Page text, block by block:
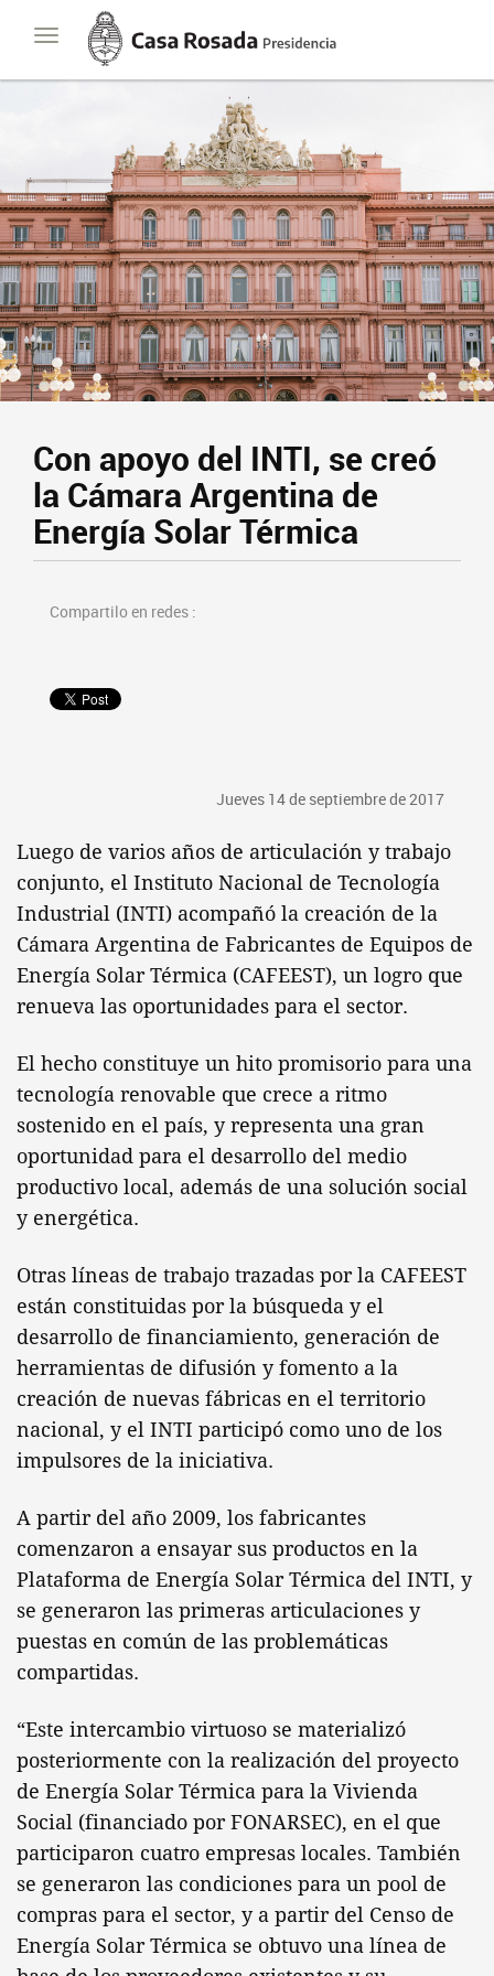
Toggle
navigation
Casa
Rosada
Presidencia
de
Con apoyo del INTI, se creó
la Cámara Argentina de
Energía Solar Térmica
Compartilo en redes :
Jueves 14 de septiembre de 2017
Luego de varios años de articulación y trabajo
conjunto, el Instituto Nacional de Tecnología
Industrial (INTI) acompañó la creación de la
Cámara Argentina de Fabricantes de Equipos de
Energía Solar Térmica (CAFEEST), un logro que
renueva las oportunidades para el sector.
El hecho constituye un hito promisorio para una
tecnología renovable que crece a ritmo
sostenido en el país, y representa una gran
oportunidad para el desarrollo del medio
productivo local, además de una solución social
y energética.
Otras líneas de trabajo trazadas por la CAFEEST
están constituidas por la búsqueda y el
desarrollo de financiamiento, generación de
herramientas de difusión y fomento a la
creación de nuevas fábricas en el territorio
nacional, y el INTI participó como uno de los
impulsores de la iniciativa.
A partir del año 2009, los fabricantes
comenzaron a ensayar sus productos en la
Plataforma de Energía Solar Térmica del INTI, y
se generaron las primeras articulaciones y
puestas en común de las problemáticas
compartidas.
“Este intercambio virtuoso se materializó
posteriormente con la realización del proyecto
de Energía Solar Térmica para la Vivienda
Social (financiado por FONARSEC), en el que
participaron cuatro empresas locales. También
se generaron las condiciones para un pool de
compras para el sector, y a partir del Censo de
Energía Solar Térmica se obtuvo una línea de